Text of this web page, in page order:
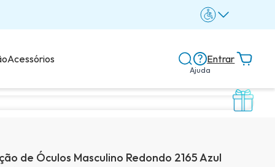
Acessórios
Ajuda
Entrar
de Óculos Masculino Redondo 2165 Azul